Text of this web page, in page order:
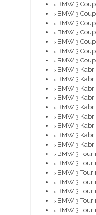
> BMW 3
> BMW 3
> BMW 3
> BMW 3
> BMW 3
> BMW 3
> BMW 3
> BMW 3
> BMW 3
> BMW 3
> BMW 3
> BMW 3
> BMW 3
> BMW 3
> BMW 3
> BMW 3
> BMW 3
> BMW 3
> BMW 3
> BMW 3
> BMW 3
> BMW 3
> BMW 3